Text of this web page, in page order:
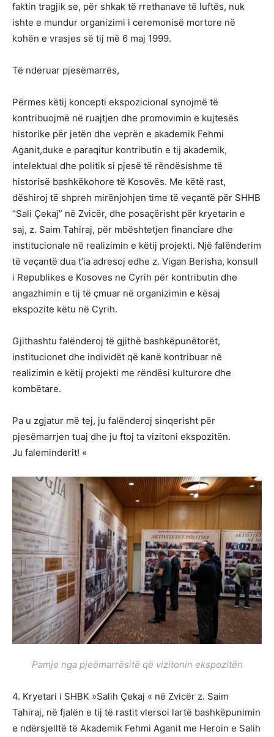
faktin tragjik se, për shkak të rrethanave të luftës, nuk
ishte e mundur organizimi i ceremonisë mortore në
kohën e vrasjes së tij më 6 maj 1999.
Të nderuar pjesëmarrës,
Përmes këtij koncepti ekspozicional synojmë të
kontribuojmë në ruajtjen dhe promovimin e kujtesës
historike për jetën dhe veprën e akademik Fehmi
Aganit,duke e paraqitur kontributin e tij akademik,
intelektual dhe politik si pjesë të rëndësishme të
historisë bashkëkohore të Kosovës. Me këtë rast,
dëshiroj të shpreh mirënjohjen time të veçantë për SHHB
“Sali Çekaj” në Zvicër, dhe posaçërisht për kryetarin e
saj, z. Saim Tahiraj, për mbështetjen financiare dhe
institucionale në realizimin e këtij projekti. Një falënderim
të veçantë dua t’ia adresoj edhe z. Vigan Berisha, konsull
i Republikes e Kosoves ne Cyrih për kontributin dhe
angazhimin e tij të çmuar në organizimin e kësaj
ekspozite këtu në Cyrih.
Gjithashtu falënderoj të gjithë bashkëpunëtorët,
institucionet dhe individët që kanë kontribuar në
realizimin e këtij projekti me rëndësi kulturore dhe
kombëtare.
Pa u zgjatur më tej, ju falënderoj sinqerisht për
pjesëmarrjen tuaj dhe ju ftoj ta vizitoni ekspozitën.
Ju faleminderit! «
Pamje nga pjeëmarrësitë që vizitonin ekspozitën
4. Kryetari i SHBK »Salih Çekaj « në Zvicër z. Saim
Tahiraj, në fjalën e tij të rastit vlersoi lartë bashkëpunimin
e ndërsjelltë të Akademik Fehmi Aganit me Heroin e Salih